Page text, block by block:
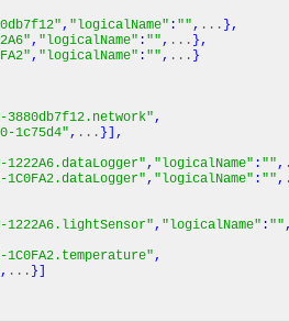
, "logicalName" : "", ... },
, "logicalName" : "", ... },
, "logicalName" : "", ... }
3880db7f12.network",
1c75d4", ... }
,
1222A6.dataLogger", "logicalName" : "",
1C0FA2.dataLogger", "logicalName" : "",
1222A6.lightSensor", "logicalName" : "",
1C0FA2.temperature",
, ... }